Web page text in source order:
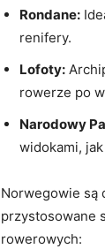
Rondane:
renifery.
Lofoty:
rowerze po
Narodowy
widokami,
Norwegowie są
przystosowane
rowerowych: